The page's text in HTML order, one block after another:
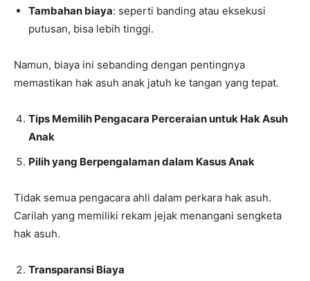
Tambahan biaya: seperti banding atau eksekusi
putusan, bisa lebih tinggi.
Namun, biaya ini sebanding dengan pentingnya
memastikan hak asuh anak jatuh ke tangan yang tepat.
Tips Memilih Pengacara Perceraian untuk Hak Asuh
Anak
Pilih yang Berpengalaman dalam Kasus Anak
Tidak semua pengacara ahli dalam perkara hak asuh.
Carilah yang memiliki rekam jejak menangani sengketa
hak asuh.
Transparansi Biaya